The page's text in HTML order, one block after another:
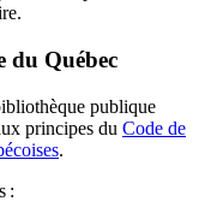
du Québec
publique
principes du Code de
.
: